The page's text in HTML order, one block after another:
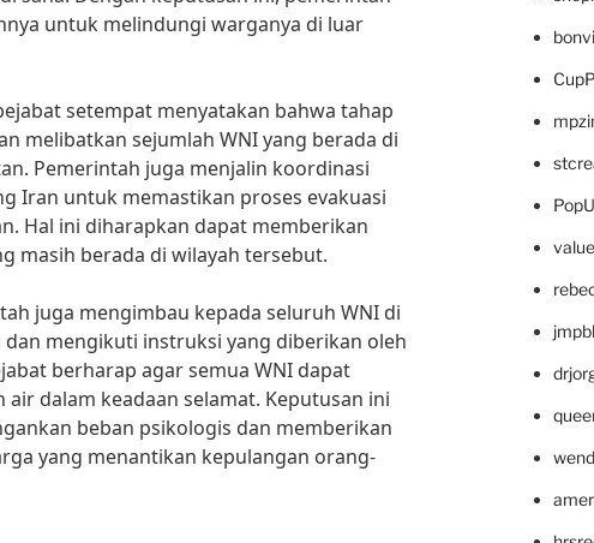
untuk melindungi warganya di luar
setempat menyatakan bahwa tahap
melibatkan sejumlah WNI yang berada di
Pemerintah juga menjalin koordinasi
Iran untuk memastikan proses evakuasi
Hal ini diharapkan dapat memberikan
masih berada di wilayah tersebut.
juga mengimbau kepada seluruh WNI di
mengikuti instruksi yang diberikan oleh
berharap agar semua WNI dapat
air dalam keadaan selamat. Keputusan ini
beban psikologis dan memberikan
yang menantikan kepulangan orang-